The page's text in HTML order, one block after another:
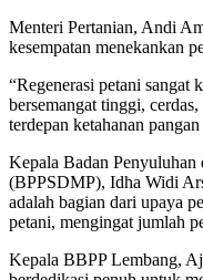
Menteri Pertanian, Andi
kesempatan menekankan
“Regenerasi petani sangat
bersemangat tinggi,
terdepan ketahanan
Kepala Badan Penyuluhan
(BPPSDMP), Idha Widi
adalah bagian dari upaya
petani, mengingat jumlah
Kepala BBPP Lembang,